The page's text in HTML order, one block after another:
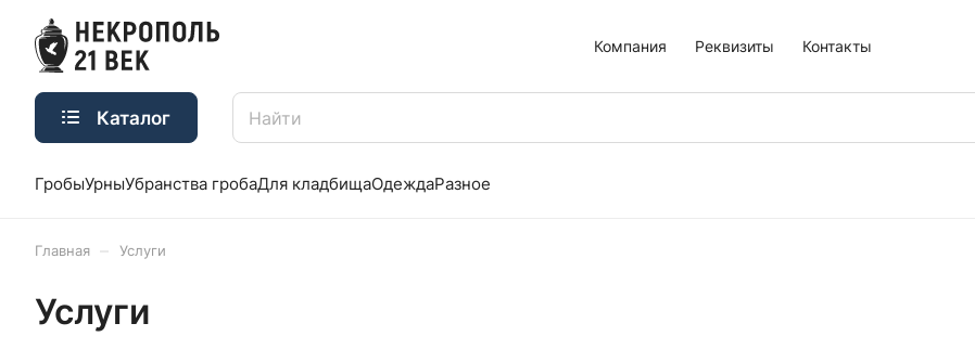
Компания Реквизиты Контакты
Каталог
ГробыУрныУбранства гробаДля кладбищаОдеждаРазное
Главная Услуги
Услуги